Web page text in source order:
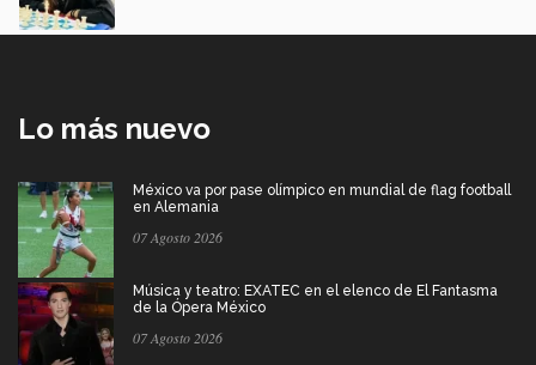
Lo más nuevo
México va por pase olímpico en mundial de flag football
en Alemania
07 Agosto 2026
Música y teatro: EXATEC en el elenco de El Fantasma
de la Ópera México
07 Agosto 2026